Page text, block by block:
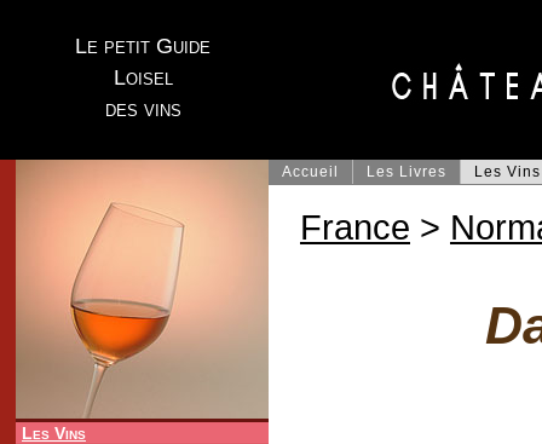
Le petit Guide
Loisel
des vins
Les Vins
Accueil Les Livres Les Vins
France >